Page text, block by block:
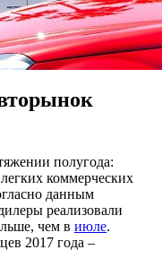
полугода:
коммерческих
данным
реализовали
чем в июле.
2017 года –